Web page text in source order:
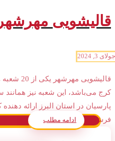
قالیشویی مهرشهر
جولای 3, 2024
قالیشویی
کرج می‌باشد، این شعبه نیز همانند
پارسیان در استان البرز ارائه
فرش ...
ادامه مطلب